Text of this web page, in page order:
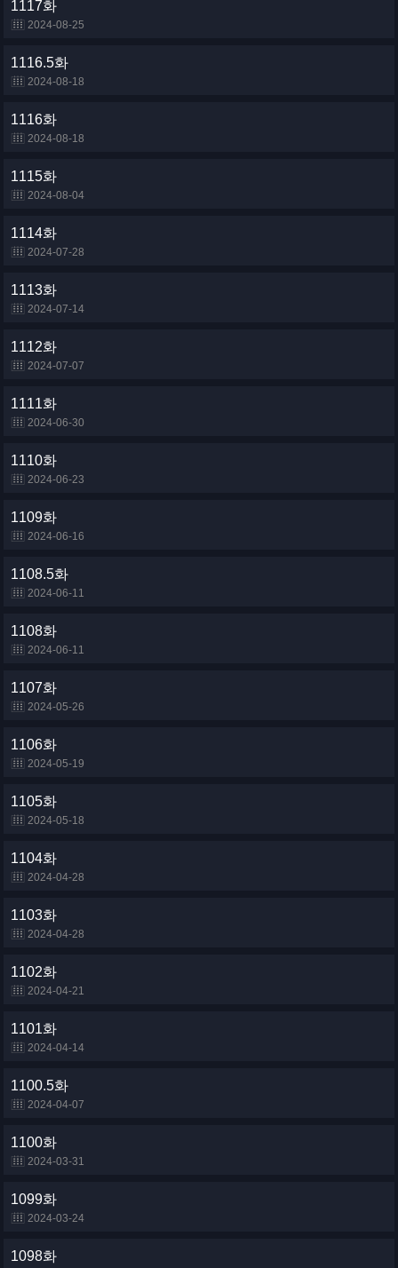
1117화
2024-08-25
1116.5화
2024-08-18
1116화
2024-08-18
1115화
2024-08-04
1114화
2024-07-28
1113화
2024-07-14
1112화
2024-07-07
1111화
2024-06-30
1110화
2024-06-23
1109화
2024-06-16
1108.5화
2024-06-11
1108화
2024-06-11
1107화
2024-05-26
1106화
2024-05-19
1105화
2024-05-18
1104화
2024-04-28
1103화
2024-04-28
1102화
2024-04-21
1101화
2024-04-14
1100.5화
2024-04-07
1100화
2024-03-31
1099화
2024-03-24
1098화